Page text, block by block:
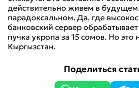
действительно живем в
парадоксальном. Да, где
банковский сервер
пучка укропа за 15 сомов. Но
Кыргызстан.
Поделиться